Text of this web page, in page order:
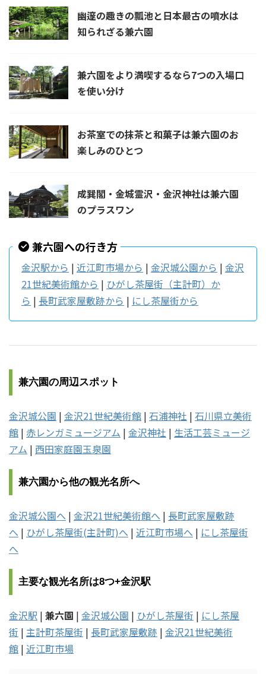
幽邃の趣きの瓢池と日本最古の噴水は
知られざる兼六園
兼六園をより満喫するなら7つの入場口
を使い分け
お茶室での抹茶と和菓子は兼六園のお
楽しみのひとつ
成巽閣・金城霊沢・金沢神社は兼六園
のプラスワン
兼六園への行き方
金沢駅から | 近江町市場から | 金沢城公園から | 金沢
21世紀美術館から | ひがし茶屋街（主計町）か
ら | 長町武家屋敷跡から | にし茶屋街から
兼六園の周辺スポット
金沢城公園 | 金沢21世紀美術館 | 石浦神社 | 石川県立美術
館 | 赤レンガミュージアム | 金沢神社 | 生活工芸ミュージ
アム | 西田家庭園玉泉園
兼六園から他の観光名所へ
金沢城公園へ | 金沢21世紀美術館へ | 長町武家屋敷跡
へ | ひがし茶屋街(主計町)へ | 近江町市場へ | にし茶屋街
へ
主要な観光名所は8つ+金沢駅
金沢駅 | 兼六園 | 金沢城公園 | ひがし茶屋街 | にし茶屋
街 | 主計町茶屋街 | 長町武家屋敷跡 | 金沢21世紀美術
館 | 近江町市場